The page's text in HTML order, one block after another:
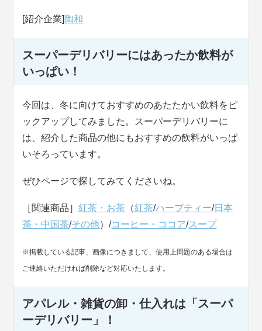
[紹介企業] 陶和
スーパーデリバリーにはあったか飲料が
いっぱい！
今回は、冬に向けておすすめのあたたかい飲料をピ
ックアップしてみました。スーパーデリバリーに
は、紹介した商品の他にもおすすめの飲料がいっぱ
いそろっています。
ぜひページで探してみてくださいね。
［関連商品］紅茶・お茶 （紅茶/ハーブティー/日本
茶・中国茶/その他）/コーヒー・ココア/スープ
※掲載している記事、画像につきまして、使用上問題のある場合は
ご連絡いただければ削除など対応いたします。
アパレル・雑貨の卸・仕入れは「スーパ
ーデリバリー」！